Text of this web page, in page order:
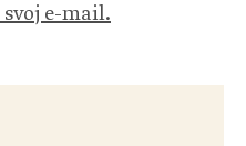
e-mail.